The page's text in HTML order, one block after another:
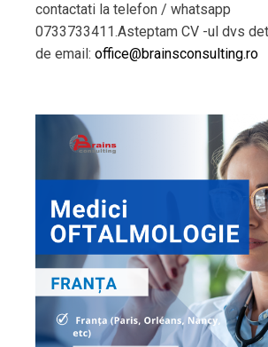
contactati la telefon / whatsapp
0733733411.Asteptam CV -ul dvs
de email: office@brainsconsulting.ro